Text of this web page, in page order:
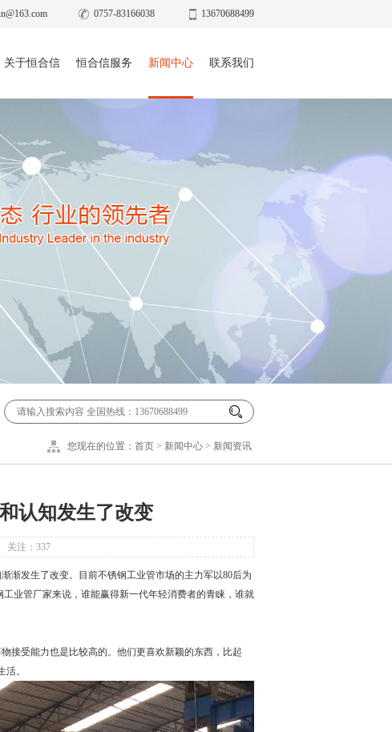
0757-83166038 13670688499
关于恒合信 恒合信服务 新闻中心 联系我们
您现在的位置： 首页 > 新闻中心 > 新闻资讯
认知发生了改变
关注： 337
渐发生了改变。目前不锈钢工业管市场的主力军以80后为
业管厂家来说，谁能赢得新一代年轻消费者的青睐，谁就
受能力也是比较高的。他们更喜欢新颖的东西，比起
。